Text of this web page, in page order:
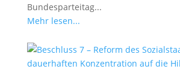
Bundesparteitag...
Mehr lesen...